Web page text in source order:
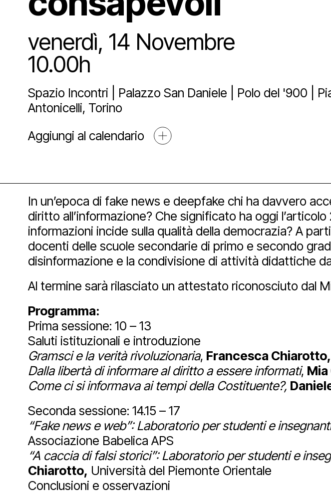
Lo staff
Palazzo
Progetti
Educational
Esposizioni
Sostienici
Art Bonus
Partnership
Agenda
Mediahub
Multimedia
Open tools
Blog
Facebook Instagram Youtube
venerdì, 14 Novembre
10.00h
Spazio Incontri | Palazzo San Daniele | Polo del '900 |
Antonicelli, Torino
Aggiungi al calendario
In un’epoca di fake news e deepfake chi ha davvero
diritto all’informazione? Che significato ha oggi
informazioni incide sulla qualità della democrazia? A
docenti delle scuole secondarie di primo e secondo
disinformazione e la condivisione di attività didattiche
Al termine sarà rilasciato un attestato riconosciuto dal
Programma:
Prima sessione: 10 – 13
Saluti istituzionali e introduzione
Gramsci e la verità rivoluzionaria, Francesca Chiarotto,
Dalla libertà di informare al diritto a essere informati, Mia
Come ci si informava ai tempi della Costituente?,
Seconda sessione: 14.15 – 17
“Fake news e web”:Laboratorio per studenti e
Associazione Babelica APS
“A caccia di falsi storici”: Laboratorio per studenti e
Chiarotto, Università del Piemonte Orientale
Conclusioni e osservazioni